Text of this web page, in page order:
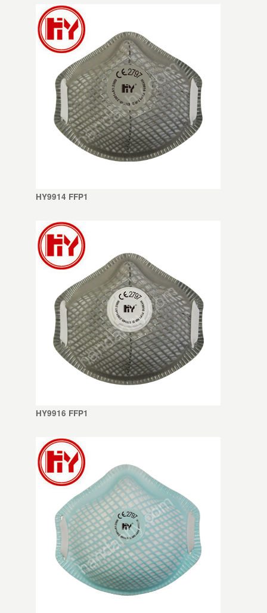
HY9914 FFP1
HY9916 FFP1